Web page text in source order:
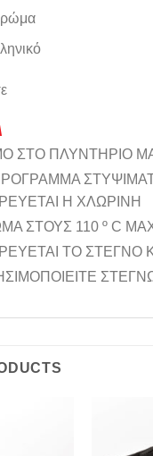
ΣΤΟ ΠΛΥΝΤΗΡΙΟ
Η ΧΛΩΡΙΝΗ
ΣΤΟΥΣ 110 º C
ΤΟ ΣΤΕΓΝΟ